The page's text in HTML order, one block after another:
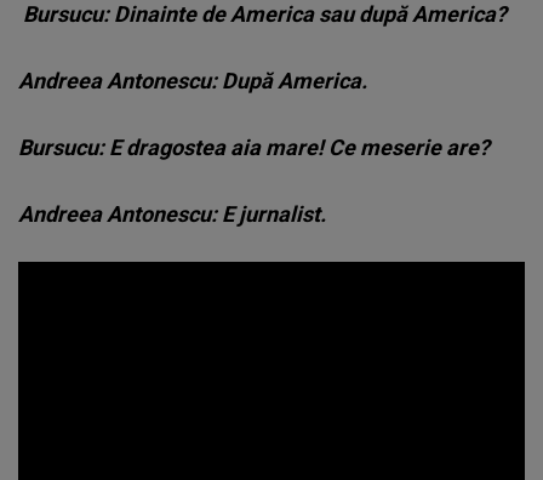
Bursucu: Dinainte de America sau după America?
Andreea Antonescu: După America.
Bursucu: E dragostea aia mare! Ce meserie are?
Andreea Antonescu: E jurnalist.